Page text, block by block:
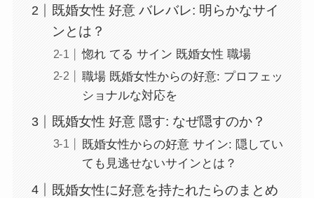
既婚女性 好意 バレバレ: 明らかなサイ
ンとは？
惚れ てる サイン 既婚女性 職場
職場 既婚女性からの好意: プロフェッ
ショナルな対応を
既婚女性 好意 隠す: なぜ隠すのか？
既婚女性からの好意 サイン: 隠してい
ても見逃せないサインとは？
既婚女性に好意を持たれたらのまとめ